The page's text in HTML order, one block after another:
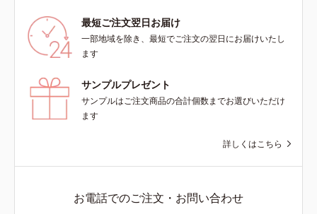
最短ご注文翌日お届け
一部地域を除き、最短でご注文の翌日にお届けいたし
ます
サンプルプレゼント
サンプルはご注文商品の合計個数までお選びいただけ
ます
詳しくはこちら
お電話でのご注文・お問い合わせ